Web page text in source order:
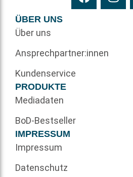
ÜBER UNS
Über uns
Ansprechpartner:innen
Kundenservice
PRODUKTE
Mediadaten
BoD-Bestseller
IMPRESSUM
Impressum
Datenschutz